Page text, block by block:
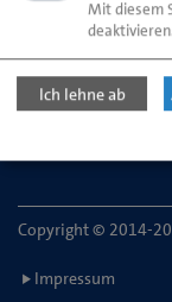
28195 Bremen
Telefon: 0421
E-Mail:
Copyright © 2014-
Impressum
Mit diesem
deaktivieren.
Ich lehne ab